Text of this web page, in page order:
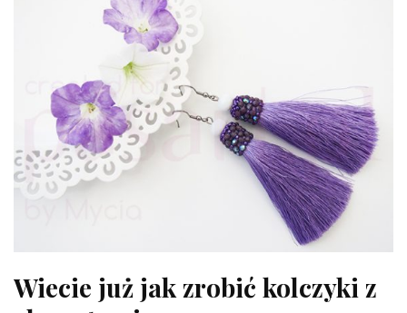
Wiecie już jak zrobić kolczyki z